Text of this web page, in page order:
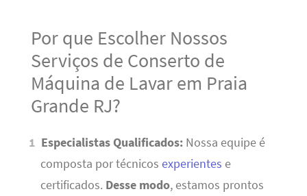
Por que Escolher Nossos
Serviços de Conserto de
Máquina de Lavar em Praia
Grande RJ?
Especialistas Qualificados: Nossa equipe é
composta por técnicos experientes e
certificados. Desse modo, estamos prontos